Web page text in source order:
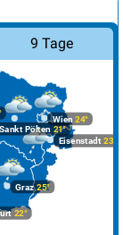
9 Tage
Graz25°
22°
Wien 24°
Eisenstadt 23°
Sankt Pölten 21°